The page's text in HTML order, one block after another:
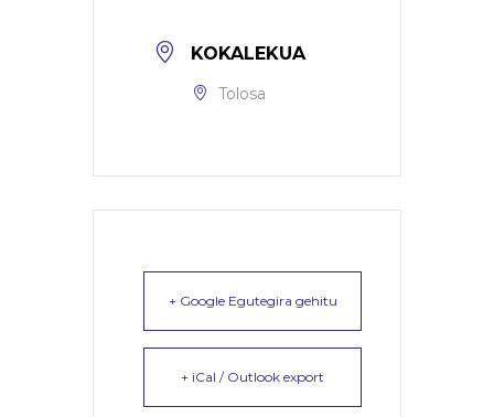
KOKALEKUA
Tolosa
+ Google Egutegira gehitu
+ iCal / Outlook export